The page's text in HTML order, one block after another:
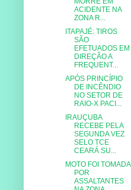
ACIDENTE NA
ZONA R...
ITAPAJÉ: TIROS
SÃO
EFETUADOS EM
DIREÇÃO A
FREQUENT...
APÓS PRINCÍPIO
DE INCÊNDIO
NO SETOR DE
RAIO-X PACI...
IRAUÇUBA
RECEBE PELA
SEGUNDA VEZ
SELO TCE
CEARÁ SU...
MOTO FOI TOMADA
POR
ASSALTANTES